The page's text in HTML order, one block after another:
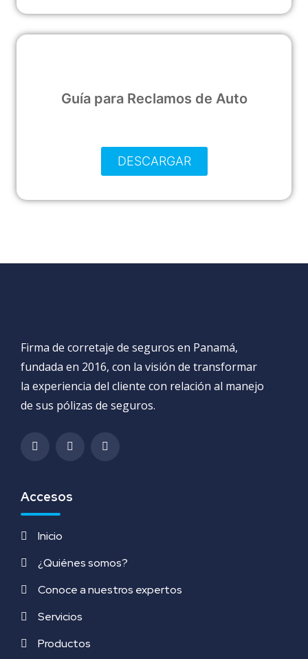
Guía para Reclamos de Auto
DESCARGAR
Firma de corretaje de seguros en Panamá,
fundada en 2016, con la visión de transformar
la experiencia del cliente con relación al manejo
de sus pólizas de seguros.
Accesos
Inicio
¿Quiénes somos?
Conoce a nuestros expertos
Servicios
Productos